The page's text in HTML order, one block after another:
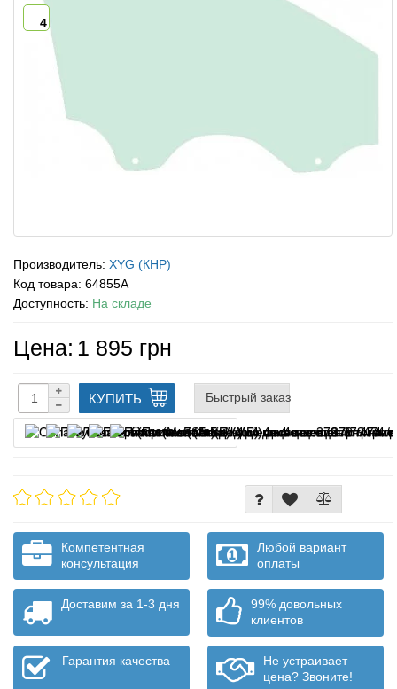
4
Производитель: XYG (КНР)
Код товара: 64855A
Доступность: На складе
Цена: 1 895 грн
КУПИТЬ Быстрый заказ
Оплата частями
Компетентная
консультация
Любой вариант
оплаты
Доставим за 1-3 дня
99% довольных
клиентов
Гарантия качества
Не устраивает
цена? Звоните!